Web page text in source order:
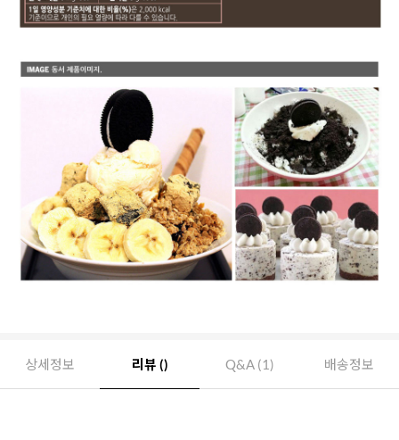
상세정보 리뷰 () Q&A (1) 배송정보